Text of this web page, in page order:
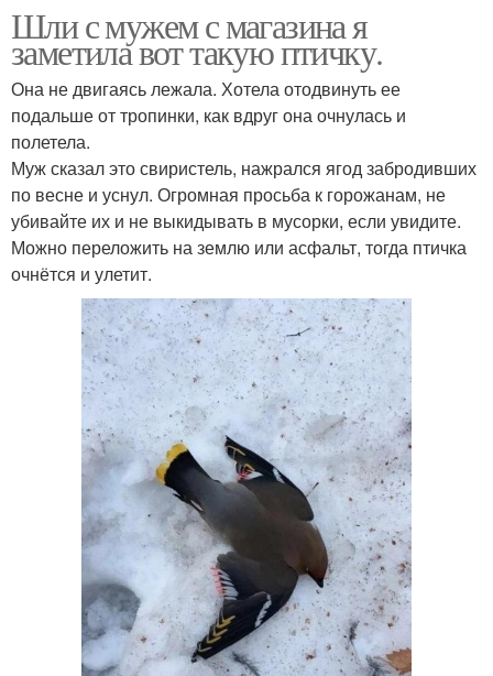
Шли с мужем с магазина я
заметила вот такую птичку.
Она не двигаясь лежала. Хотела отодвинуть ее
подальше от тропинки, как вдруг она очнулась и
полетела.
Муж сказал это свиристель, нажрался ягод забродивших
по весне и уснул. Огромная просьба к горожанам, не
убивайте их и не выкидывать в мусорки, если увидите.
Можно переложить на землю или асфальт, тогда птичка
очнётся и улетит.